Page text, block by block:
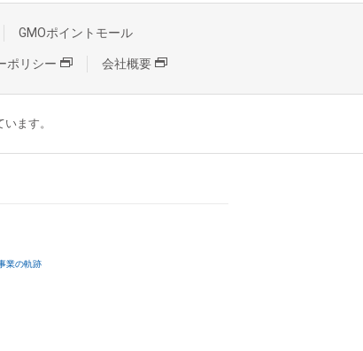
GMOポイントモール
ポリシー 会社概要
ます。
業の軌跡